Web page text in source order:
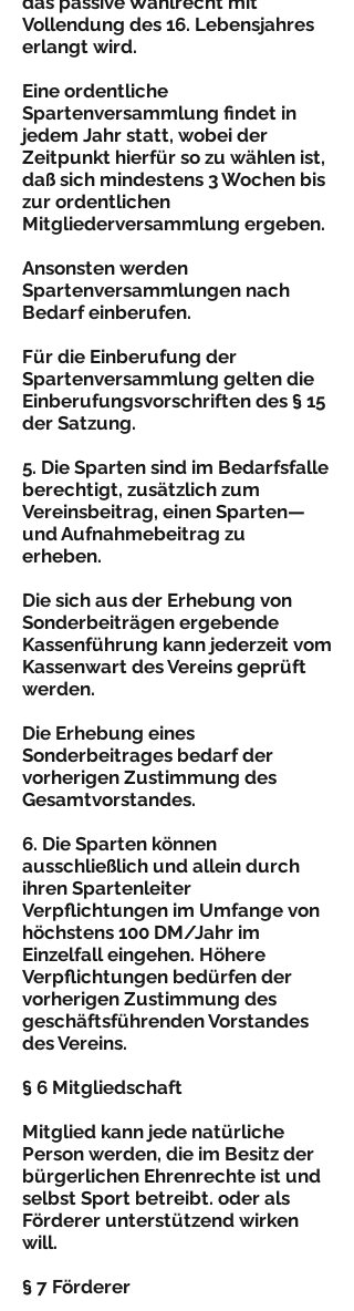
Vollendung des 16. Lebensjahres
erlangt wird.
Eine ordentliche
Spartenversammlung findet in
jedem Jahr statt, wobei der
Zeitpunkt hierfür so zu wählen ist,
daß sich mindestens 3 Wochen bis
zur ordentlichen
Mitgliederversammlung ergeben.
Ansonsten werden
Spartenversammlungen nach
Bedarf einberufen.
Für die Einberufung der
Spartenversammlung gelten die
Einberufungsvorschriften des § 15
der Satzung.
5. Die Sparten sind im Bedarfsfalle
berechtigt, zusätzlich zum
Vereinsbeitrag, einen Sparten—
und Aufnahmebeitrag zu
erheben.
Die sich aus der Erhebung von
Sonderbeiträgen ergebende
Kassenführung kann jederzeit vom
Kassenwart des Vereins geprüft
werden.
Die Erhebung eines
Sonderbeitrages bedarf der
vorherigen Zustimmung des
Gesamtvorstandes.
6. Die Sparten können
ausschließlich und allein durch
ihren Spartenleiter
Verpflichtungen im Umfange von
höchstens 100 DM/Jahr im
Einzelfall eingehen. Höhere
Verpflich­tungen bedürfen der
vorherigen Zustimmung des
geschäftsführenden Vorstandes
des Vereins.
§ 6 Mitgliedschaft
Mitglied kann jede natürliche
Person werden, die im Besitz der
bürgerlichen Ehrenrechte ist und
selbst Sport betreibt. oder als
Förderer unterstützend wirken
will.
§ 7 Förderer